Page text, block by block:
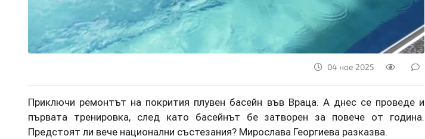
04 ное 2025
Приключи ремонтът на покрития плувен басейн във Враца. А днес се проведе и
първата тренировка, след като басейнът бе затворен за повече от година.
Предстоят ли вече национални състезания? Мирослава Георгиева разказва.